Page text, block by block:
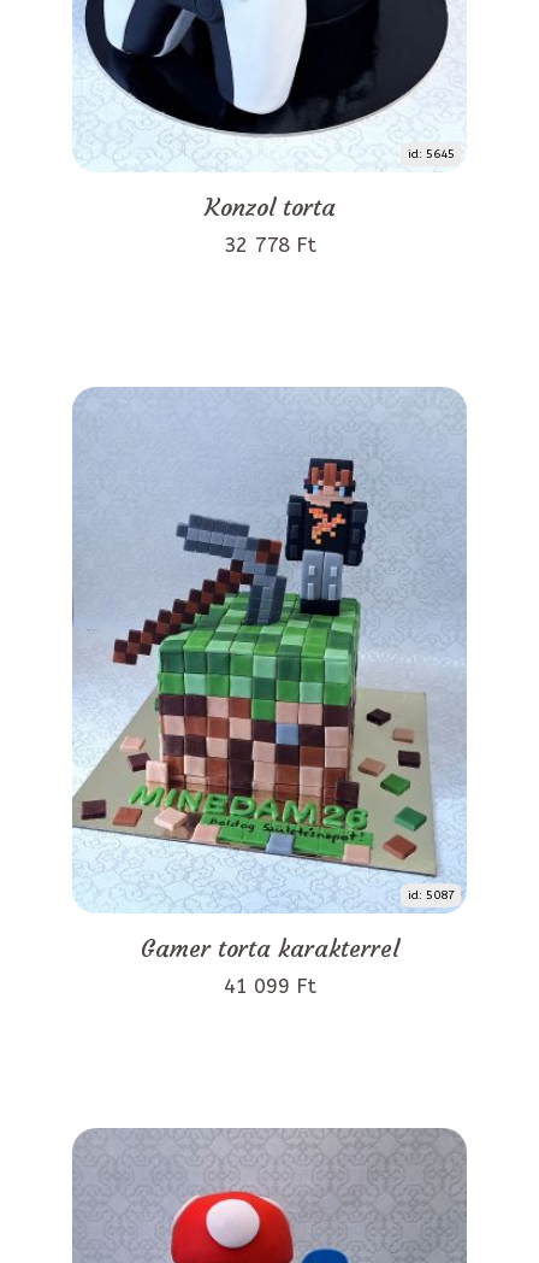
id: 5645
Konzol torta
32 778 Ft
id: 5087
Gamer torta karakterrel
41 099 Ft